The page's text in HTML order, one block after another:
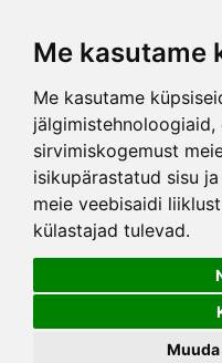
Me kasutame
Me kasutame
sirvimiskogemust
isikupärastatud sisu
meie veebisaidi
külastajad tulevad.